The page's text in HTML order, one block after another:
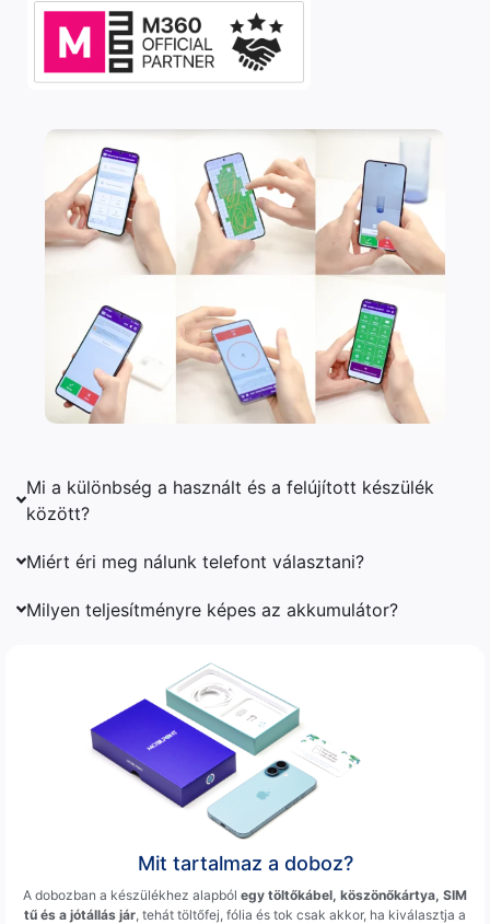
Mi a különbség a használt és a felújított készülék
között?
Miért éri meg nálunk telefont választani?
Milyen teljesítményre képes az akkumulátor?
Mit tartalmaz a doboz?
A dobozban a készülékhez alapból egy töltőkábel, köszönőkártya, SIM
tű és a jótállás jár , tehát töltőfej, fólia és tok csak akkor, ha kiválasztja a